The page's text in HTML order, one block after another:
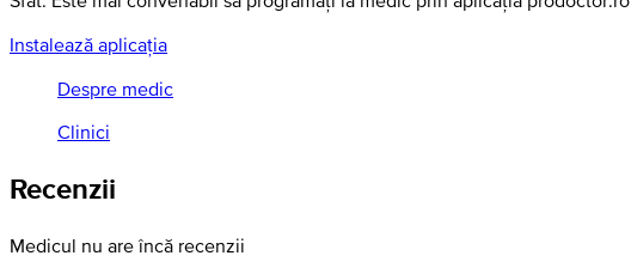
Instalează aplicația
Despre medic
Clinici
Recenzii
Medicul nu are încă recenzii